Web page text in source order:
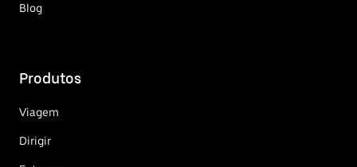
Blog
Produtos
Viagem
Dirigir